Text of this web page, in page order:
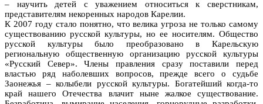
– научить детей с уважением относиться к сверстникам,
представителям некоренных народов Карелии.
К 2007 году стало понятно, что велика угроза не только самому
существованию русской культуры, но ее носителям. Общество
русской культуры было преобразовано в Карельскую
региональную общественную организацию русской культуры
«Русский Север». Члены правления сразу поставили перед
властью ряд наболевших вопросов, прежде всего о судьбе
Заонежья – колыбели русской культуры. Богатейший когда-то
край нашего Отечества влачит ныне жалкое существование.